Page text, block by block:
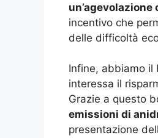
incentivo che
delle difficoltà
Infine, abbiamo il
interessa il
Grazie a questo
emissioni di
presentazione